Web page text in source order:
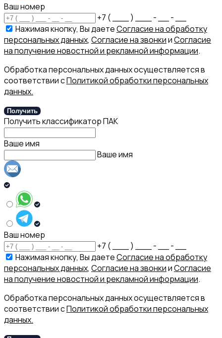
Ваш номер
+7 ( ___ ) ___ - __ - __
Нажимая кнопку, Вы даетеСогласие на обработку
персональных данных, Согласие на звонкииСогласие
на получение новостной и рекламной информации.
Обработка персональных данных осуществляется в
соответствии сПолитикой обработки персональных
данных.
Получить
Получить классификатор ПАК
Ваше имя
Ваше имя
Ваш номер
+7 ( ___ ) ___ - __ - __
Нажимая кнопку, Вы даетеСогласие на обработку
персональных данных, Согласие на звонкииСогласие
на получение новостной и рекламной информации.
Обработка персональных данных осуществляется в
соответствии сПолитикой обработки персональных
данных.